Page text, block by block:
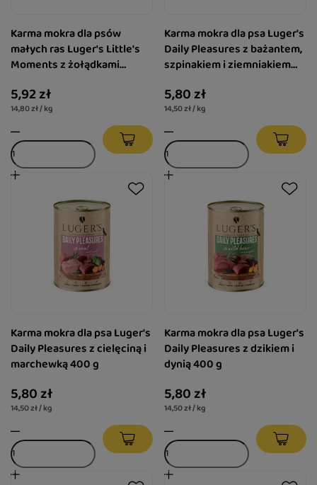
Karma mokra dla psów
małych ras Luger's Little's
Moments z żołądkami
5,92 zł
14,80 zł / kg
Karma mokra dla psa Luger's
Daily Pleasures z bażantem,
szpinakiem i ziemniakiem
5,80 zł
14,50 zł / kg
Karma mokra dla psa Luger's
Daily Pleasures z cielęciną i
marchewką 400 g
5,80 zł
14,50 zł / kg
Karma mokra dla psa Luger's
Daily Pleasures z dzikiem i
dynią 400 g
5,80 zł
14,50 zł / kg